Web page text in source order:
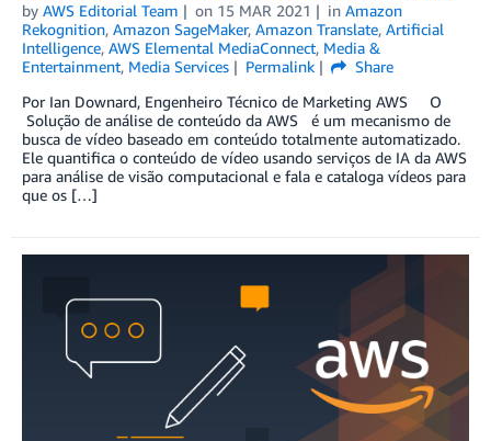
by AWS Editorial Team on 15 MAR 2021 in Amazon
Rekognition, Amazon SageMaker, Amazon Translate, Artificial
Intelligence, AWS Elemental MediaConnect, Media &
Entertainment, Media Services Permalink
Share
Por Ian Downard, Engenheiro Técnico de Marketing AWS O
Solução de análise de conteúdo da AWS é um mecanismo de
busca de vídeo baseado em conteúdo totalmente automatizado.
Ele quantifica o conteúdo de vídeo usando serviços de IA da AWS
para análise de visão computacional e fala e cataloga vídeos para
que os […]